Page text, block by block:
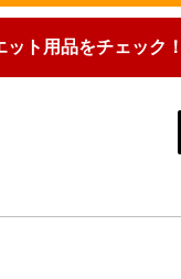
ト用品をチェック！